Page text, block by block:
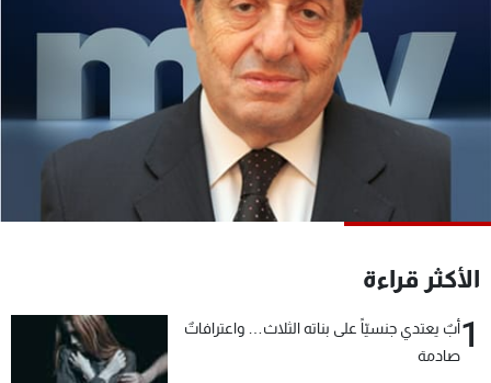
الأكثر قراءة
1أبٌ يعتدي جنسيّاً على بناته الثلاث… واعترافاتٌ
صادمة
البرامج
جدول البرامج
شاهد البرامج
الترددات
الإنـتـاج
وظائف
تواصل معنا